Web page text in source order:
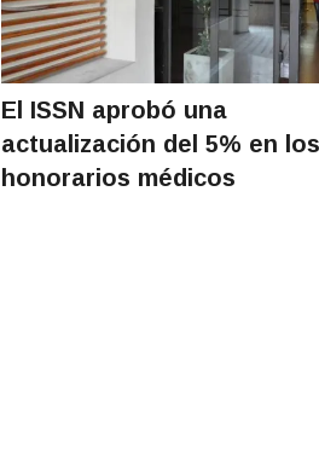
El ISSN aprobó una
actualización del 5% en los
honorarios médicos